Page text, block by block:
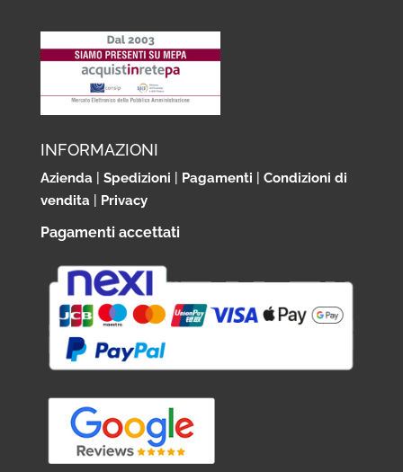
INFORMAZIONI
Azienda| Spedizioni Pagamenti
Condizioni di
vendita| Privacy
Pagamenti accettati